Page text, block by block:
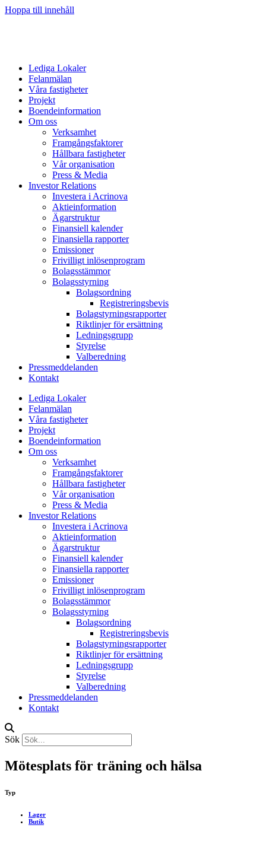
Hoppa till innehåll
Lediga Lokaler
Felanmälan
Våra fastigheter
Projekt
Boendeinformation
Om oss
Verksamhet
Framgångsfaktorer
Hållbara fastigheter
Vår organisation
Press & Media
Investor Relations
Investera i Acrinova
Aktieinformation
Ägarstruktur
Finansiell kalender
Finansiella rapporter
Emissioner
Frivilligt inlösenprogram
Bolagsstämmor
Bolagsstyrning
Bolagsordning
Registreringsbevis
Bolagstyrningsrapporter
Riktlinjer för ersättning
Ledningsgrupp
Styrelse
Valberedning
Pressmeddelanden
Kontakt
Lediga Lokaler
Felanmälan
Våra fastigheter
Projekt
Boendeinformation
Om oss
Verksamhet
Framgångsfaktorer
Hållbara fastigheter
Vår organisation
Press & Media
Investor Relations
Investera i Acrinova
Aktieinformation
Ägarstruktur
Finansiell kalender
Finansiella rapporter
Emissioner
Frivilligt inlösenprogram
Bolagsstämmor
Bolagsstyrning
Bolagsordning
Registreringsbevis
Bolagstyrningsrapporter
Riktlinjer för ersättning
Ledningsgrupp
Styrelse
Valberedning
Pressmeddelanden
Kontakt
Sök
Mötesplats för träning och hälsa
Typ
Lager
Butik